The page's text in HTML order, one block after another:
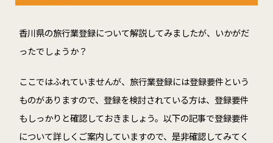
香川県の旅行業登録について解説してみましたが、いかがだ
ったでしょうか？
ここではふれていませんが、旅行業登録には登録要件という
ものがありますので、登録を検討されている方は、登録要件
もしっかりと確認しておきましょう。以下の記事で登録要件
について詳しくご案内していますので、是非確認してみてく